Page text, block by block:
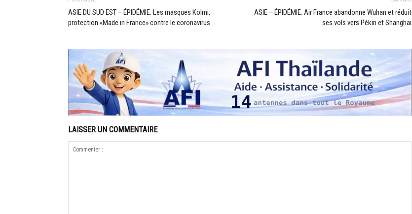
ASIE DU SUD EST – ÉPIDÉMIE: Les masques Kolmi,
protection «Made in France» contre le coronavirus
ASIE – ÉPIDÉMIE: Air France abandonne Wuhan et réduit
ses vols vers Pékin et Shanghai
LAISSER UN COMMENTAIRE